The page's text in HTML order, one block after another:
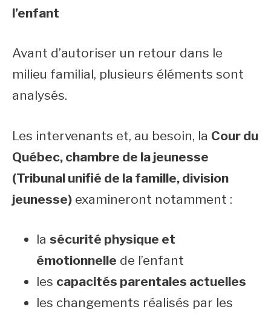
l’enfant
Avant d’autoriser un retour dans le
milieu familial, plusieurs éléments sont
analysés.
Les intervenants et, au besoin, la Cour du
Québec, chambre de la jeunesse
(Tribunal unifié de la famille, division
jeunesse) examineront notamment :
la sécurité physique et
émotionnelle de l’enfant
les capacités parentales actuelles
les changements réalisés par les